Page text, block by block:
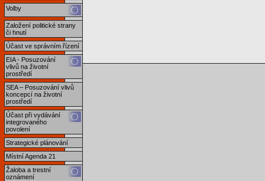
Volby
Založení politické strany
či hnutí
Účast ve správním řízení
EIA - Posuzování
vlivů na životní
prostředí
SEA – Posuzování vlivů
koncepcí na životní
prostředí
Účast při vydávání
integrovaného
povolení
Strategické plánování
Místní Agenda 21
Žaloba a trestní
oznámení